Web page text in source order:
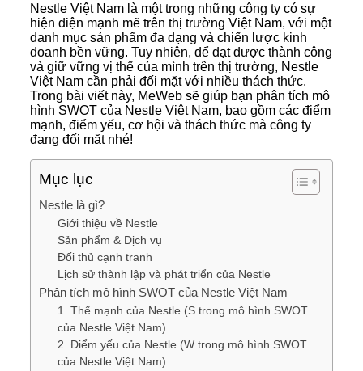
Nestle Việt Nam là một trong những công ty có sự
hiện diện mạnh mẽ trên thị trường Việt Nam, với một
danh mục sản phẩm đa dạng và chiến lược kinh
doanh bền vững. Tuy nhiên, để đạt được thành công
và giữ vững vị thế của mình trên thị trường, Nestle
Việt Nam cần phải đối mặt với nhiều thách thức.
Trong bài viết này, MeWeb sẽ giúp bạn phân tích mô
hình SWOT của Nestle Việt Nam, bao gồm các điểm
mạnh, điểm yếu, cơ hội và thách thức mà công ty
đang đối mặt nhé!
Mục lục
Nestle là gì?
Giới thiệu về Nestle
Sản phẩm & Dịch vụ
Đối thủ cạnh tranh
Lịch sử thành lập và phát triển của Nestle
Phân tích mô hình SWOT của Nestle Việt Nam
1. Thế mạnh của Nestle (S trong mô hình SWOT
của Nestle Việt Nam)
2. Điểm yếu của Nestle (W trong mô hình SWOT
của Nestle Việt Nam)